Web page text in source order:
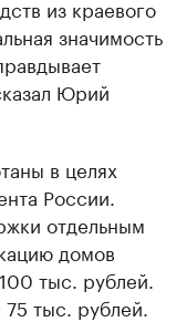
из краевого
значимость
Юрий
в целях
России.
отдельным
домов
тыс. рублей.
тыс. рублей.